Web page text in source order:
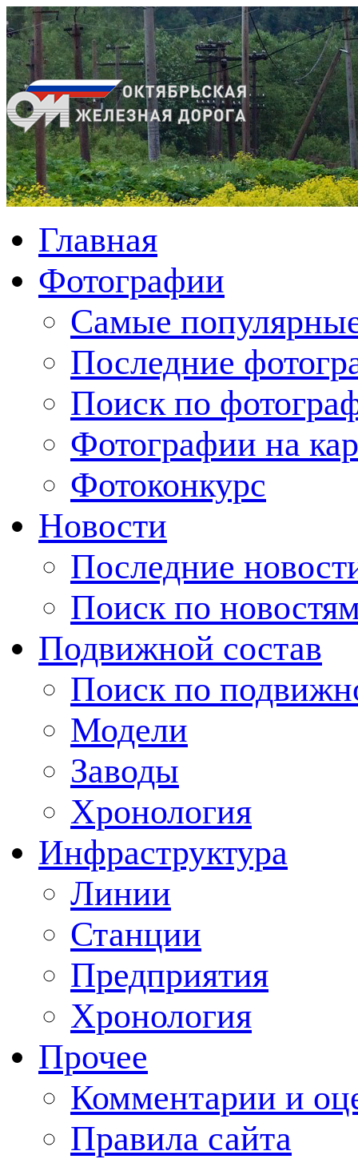
Главная
Фотографии
Cамые
Последние
Поиск по
Фотографии на
Фотоконкурс
Новости
Последние
Поиск по
Подвижной состав
Поиск по
Модели
Заводы
Хронология
Инфраструктура
Линии
Станции
Предприятия
Хронология
Прочее
Комментарии и
Правила сайта